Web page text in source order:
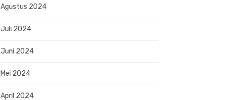
Agustus 2024
Juli 2024
Juni 2024
Mei 2024
April 2024